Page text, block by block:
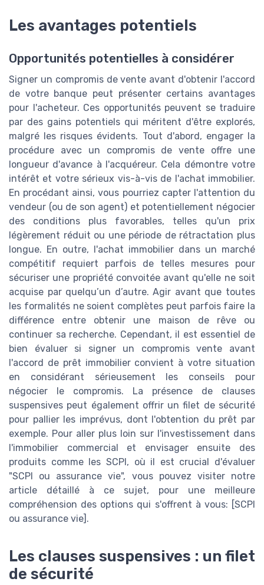
Les avantages potentiels
Opportunités potentielles à considérer
Signer un compromis de vente avant d'obtenir l'accord
de votre banque peut présenter certains avantages
pour l'acheteur. Ces opportunités peuvent se traduire
par des gains potentiels qui méritent d'être explorés,
malgré les risques évidents. Tout d'abord, engager la
procédure avec un compromis de vente offre une
longueur d'avance à l'acquéreur. Cela démontre votre
intérêt et votre sérieux vis-à-vis de l'achat immobilier.
En procédant ainsi, vous pourriez capter l'attention du
vendeur (ou de son agent) et potentiellement négocier
des conditions plus favorables, telles qu'un prix
légèrement réduit ou une période de rétractation plus
longue. En outre, l'achat immobilier dans un marché
compétitif requiert parfois de telles mesures pour
sécuriser une propriété convoitée avant qu'elle ne soit
acquise par quelqu’un d’autre. Agir avant que toutes
les formalités ne soient complètes peut parfois faire la
différence entre obtenir une maison de rêve ou
continuer sa recherche. Cependant, il est essentiel de
bien évaluer si signer un compromis vente avant
l'accord de prêt immobilier convient à votre situation
en considérant sérieusement les conseils pour
négocier le compromis. La présence de clauses
suspensives peut également offrir un filet de sécurité
pour pallier les imprévus, dont l'obtention du prêt par
exemple. Pour aller plus loin sur l'investissement dans
l'immobilier commercial et envisager ensuite des
produits comme les SCPI, où il est crucial d'évaluer
"SCPI ou assurance vie", vous pouvez visiter notre
article détaillé à ce sujet, pour une meilleure
compréhension des options qui s'offrent à vous: [SCPI
ou assurance vie].
Les clauses suspensives : un filet
de sécurité